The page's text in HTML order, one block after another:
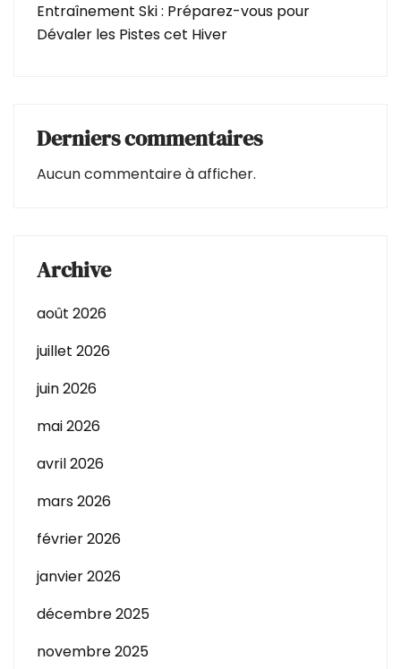
Entraînement Ski : Préparez-vous pour
Dévaler les Pistes cet Hiver
Derniers commentaires
Aucun commentaire à afficher.
Archive
août 2026
juillet 2026
juin 2026
mai 2026
avril 2026
mars 2026
février 2026
janvier 2026
décembre 2025
novembre 2025